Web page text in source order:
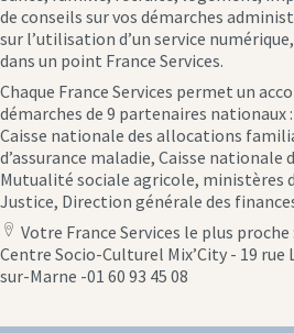
de conseils sur vos démarches
sur l’utilisation d’un service
dans un point France Services.
Chaque France Services permet un
démarches de 9 partenaires nationaux
Caisse nationale des allocations
d’assurance maladie, Caisse nationale
Mutualité sociale agricole, ministères
Justice, Direction générale des
location
icon
Votre France Services le plus proche :
Centre Socio-Culturel Mix’City - 19
sur-Marne -01 60 93 45 08